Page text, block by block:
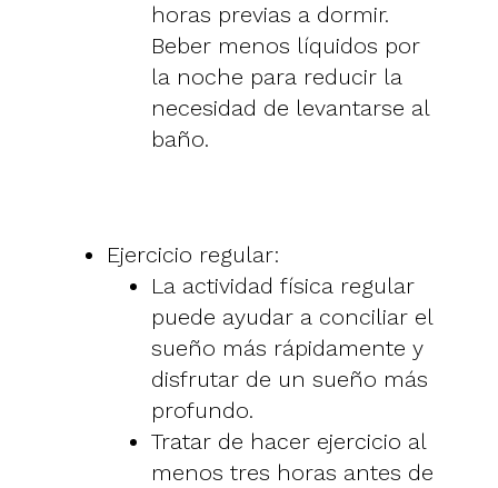
horas previas a dormir.
Beber menos líquidos por
la noche para reducir la
necesidad de levantarse al
baño.
Ejercicio regular:
La actividad física regular
puede ayudar a conciliar el
sueño más rápidamente y
disfrutar de un sueño más
profundo.
Tratar de hacer ejercicio al
menos tres horas antes de